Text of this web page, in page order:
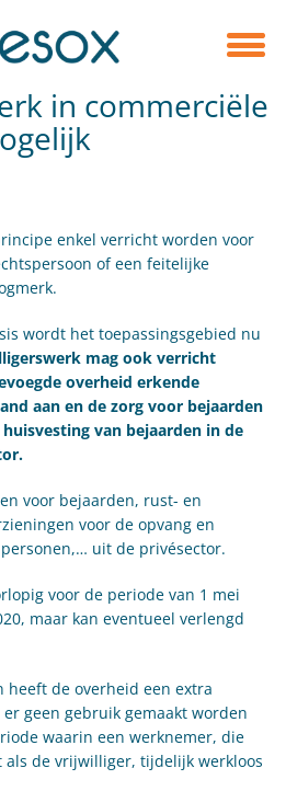
in commerciële
enkel verricht worden voor
of een feitelijke
wordt het toepassingsgebied nu
mag ook verricht
overheid erkende
aan en de zorg voor bejaarden
van bejaarden in de
voor bejaarden, rust- en
voor de opvang en
uit de privésector.
voor de periode van 1 mei
maar kan eventueel verlengd
de overheid een extra
geen gebruik gemaakt worden
waarin een werknemer, die
de vrijwilliger, tijdelijk werkloos